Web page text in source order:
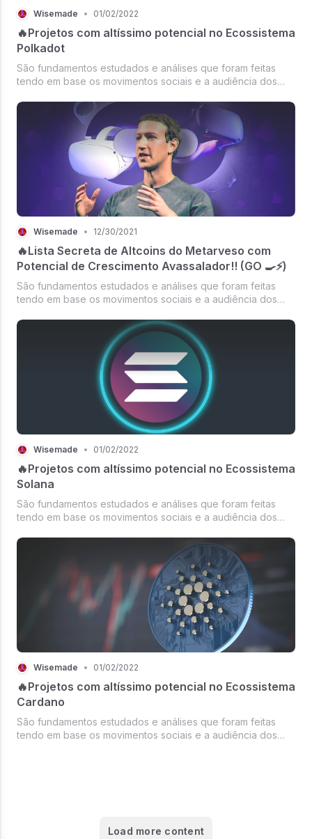
Wisemade • 01/02/2022
🔥Projetos com altíssimo potencial no Ecossistema
Polkadot
São fundamentos estudados e análises que foram feitas
tendo em base os movimentos sociais e a audiência dos
Wisemade • 12/30/2021
🔥Lista Secreta de Altcoins do Metarveso com
Potencial de Crescimento Avassalador!! (GO 🍳⚡)
São fundamentos estudados e análises que foram feitas
tendo em base os movimentos sociais e a audiência dos
Wisemade • 01/02/2022
🔥Projetos com altíssimo potencial no Ecossistema
Solana
São fundamentos estudados e análises que foram feitas
tendo em base os movimentos sociais e a audiência dos
Wisemade • 01/02/2022
🔥Projetos com altíssimo potencial no Ecossistema
Cardano
São fundamentos estudados e análises que foram feitas
tendo em base os movimentos sociais e a audiência dos
Load more content